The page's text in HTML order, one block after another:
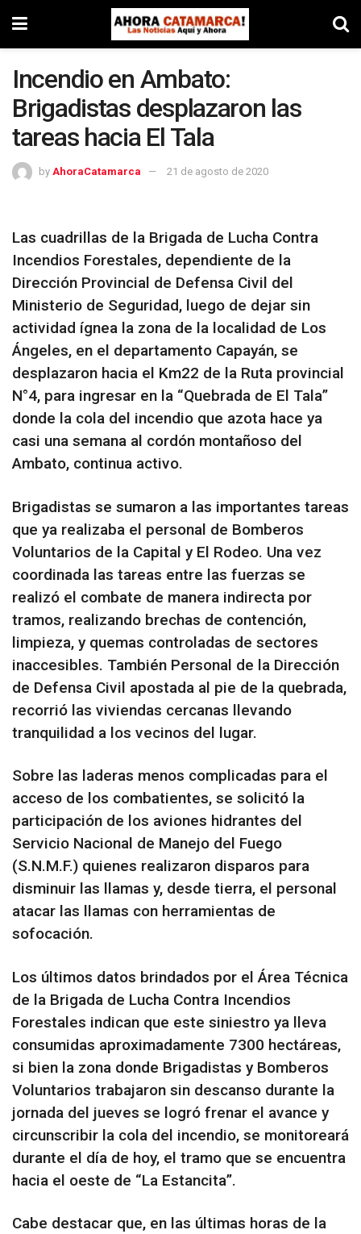
Incendio en Ambato:
Brigadistas desplazaron las
tareas hacia El Tala
by AhoraCatamarca 21 de agosto de 2020
Las cuadrillas de la Brigada de Lucha Contra
Incendios Forestales, dependiente de la
Dirección Provincial de Defensa Civil del
Ministerio de Seguridad, luego de dejar sin
actividad ígnea la zona de la localidad de Los
Ángeles, en el departamento Capayán, se
desplazaron hacia el Km22 de la Ruta provincial
N°4, para ingresar en la “Quebrada de El Tala”
donde la cola del incendio que azota hace ya
casi una semana al cordón montañoso del
Ambato, continua activo.
Brigadistas se sumaron a las importantes tareas
que ya realizaba el personal de Bomberos
Voluntarios de la Capital y El Rodeo. Una vez
coordinada las tareas entre las fuerzas se
realizó el combate de manera indirecta por
tramos, realizando brechas de contención,
limpieza, y quemas controladas de sectores
inaccesibles. También Personal de la Dirección
de Defensa Civil apostada al pie de la quebrada,
recorrió las viviendas cercanas llevando
tranquilidad a los vecinos del lugar.
Sobre las laderas menos complicadas para el
acceso de los combatientes, se solicitó la
participación de los aviones hidrantes del
Servicio Nacional de Manejo del Fuego
(S.N.M.F.) quienes realizaron disparos para
disminuir las llamas y, desde tierra, el personal
atacar las llamas con herramientas de
sofocación.
Los últimos datos brindados por el Área Técnica
de la Brigada de Lucha Contra Incendios
Forestales indican que este siniestro ya lleva
consumidas aproximadamente 7300 hectáreas,
si bien la zona donde Brigadistas y Bomberos
Voluntarios trabajaron sin descanso durante la
jornada del jueves se logró frenar el avance y
circunscribir la cola del incendio, se monitoreará
durante el día de hoy, el tramo que se encuentra
hacia el oeste de “La Estancita”.
Cabe destacar que, en las últimas horas de la